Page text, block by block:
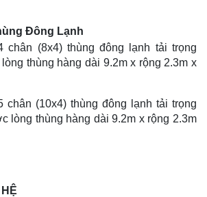
Đông Lạnh
chân (8x4) thùng đông lạnh tải trọng
thùng hàng dài 9.2m x rộng 2.3m x
chân (10x4) thùng đông lạnh tải trọng
lòng thùng hàng dài 9.2m x rộng 2.3m